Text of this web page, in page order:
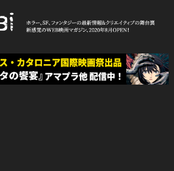
ガジン「cowai コ
ワイ」